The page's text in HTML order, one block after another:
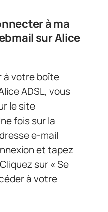
à ma
sur Alice
à votre boîte
ADSL, vous
le site
fois sur la
e-mail
et tapez
sur « Se
à votre